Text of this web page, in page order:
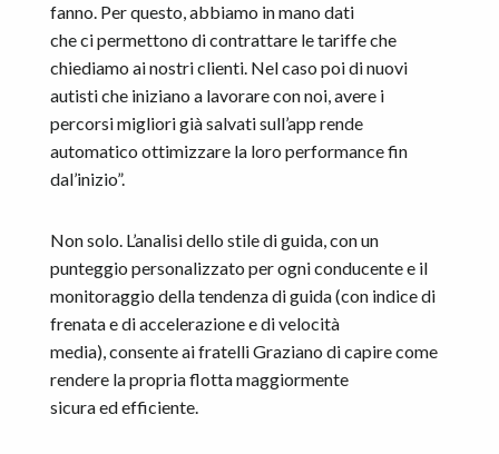
fanno. Per questo, abbiamo in mano dati
che ci permettono di contrattare le tariffe che
chiediamo ai nostri clienti. Nel caso poi di nuovi
autisti che iniziano a lavorare con noi, avere i
percorsi migliori già salvati sull’app rende
automatico ottimizzare la loro performance fin
dal’inizio”.
Non solo. L’analisi dello stile di guida, con un
punteggio personalizzato per ogni conducente e il
monitoraggio della tendenza di guida (con indice di
frenata e di accelerazione e di velocità
media), consente ai fratelli Graziano di capire come
rendere la propria flotta maggiormente
sicura ed efficiente.